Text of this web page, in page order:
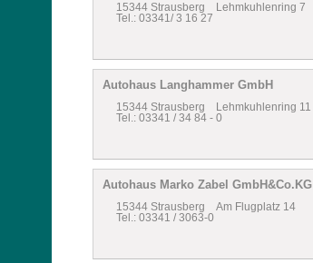
15344 Strausberg Lehmkuhlenring 7
Tel.: 03341/ 3 16 27
Autohaus Langhammer GmbH
15344 Strausberg Lehmkuhlenring 11
Tel.: 03341 / 34 84 - 0
Autohaus Marko Zabel GmbH&Co.KG
15344 Strausberg Am Flugplatz 14
Tel.: 03341 / 3063-0